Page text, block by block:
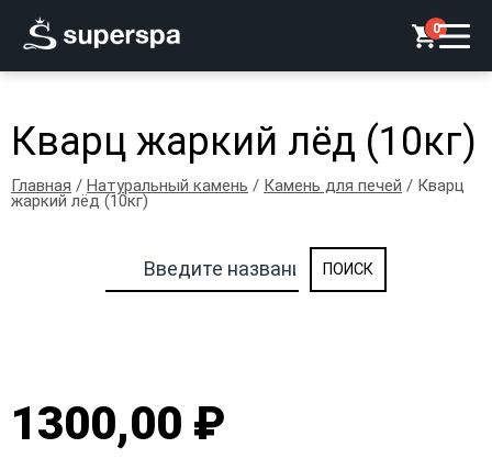
0
Кварц жаркий лёд (10кг)
Главная / Натуральный камень / Камень для печей / Кварц
жаркий лёд (10кг)
1300,00 ₽